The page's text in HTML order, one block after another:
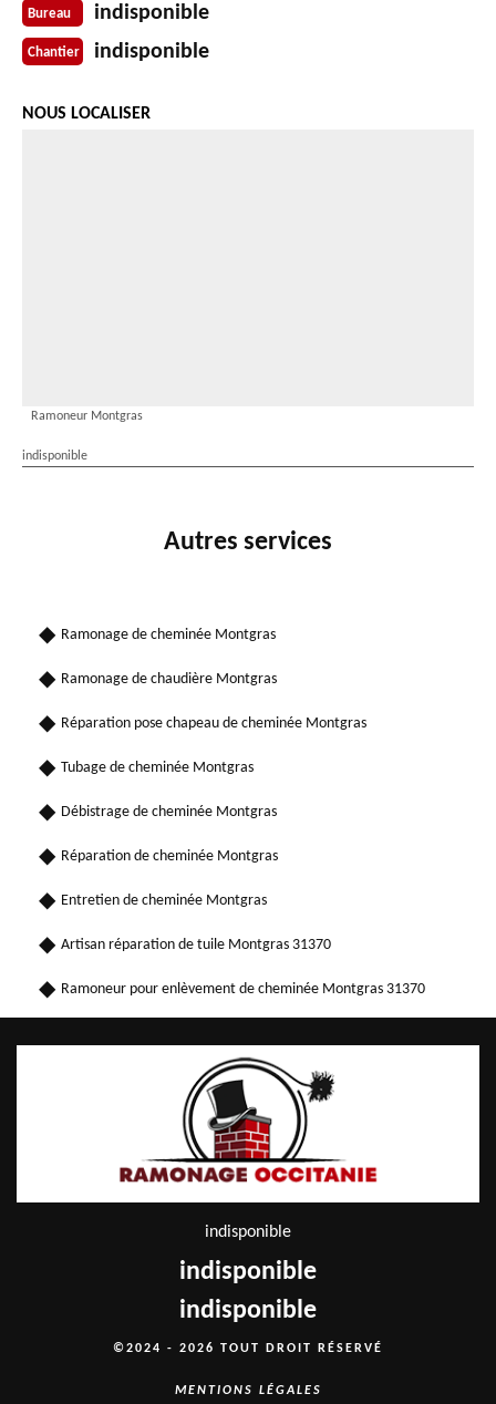
Bureau indisponible
Chantier indisponible
NOUS LOCALISER
Ramoneur Montgras
indisponible
Autres services
Ramonage de cheminée Montgras
Ramonage de chaudière Montgras
Réparation pose chapeau de cheminée Montgras
Tubage de cheminée Montgras
Débistrage de cheminée Montgras
Réparation de cheminée Montgras
Entretien de cheminée Montgras
Artisan réparation de tuile Montgras 31370
Ramoneur pour enlèvement de cheminée Montgras 31370
indisponible
indisponible
indisponible
©2024 - 2026 TOUT DROIT RÉSERVÉ
MENTIONS LÉGALES